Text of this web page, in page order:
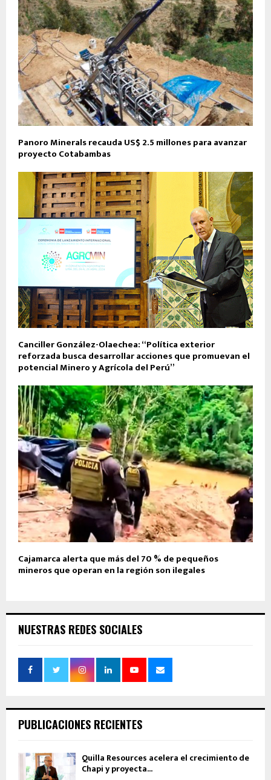
Panoro Minerals recauda US$ 2.5 millones para avanzar
proyecto Cotabambas
Canciller González-Olaechea: “Política exterior
reforzada busca desarrollar acciones que promuevan el
potencial Minero y Agrícola del Perú”
Cajamarca alerta que más del 70 % de pequeños
mineros que operan en la región son ilegales
NUESTRAS REDES SOCIALES
PUBLICACIONES RECIENTES
Quilla Resources acelera el crecimiento de
Chapi y proyecta...